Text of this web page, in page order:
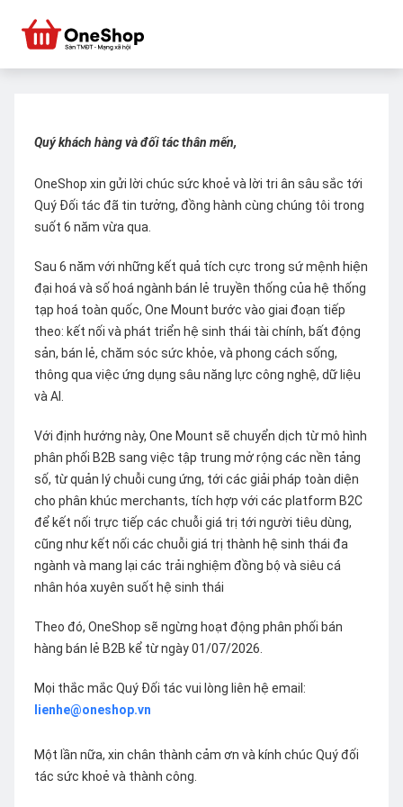
Quý khách hàng và đối tác thân mến,
OneShop xin gửi lời chúc sức khoẻ và lời tri ân sâu sắc tới
Quý Đối tác đã tin tưởng, đồng hành cùng chúng tôi trong
suốt 6 năm vừa qua.
Sau 6 năm với những kết quả tích cực trong sứ mệnh hiện
đại hoá và số hoá ngành bán lẻ truyền thống của hệ thống
tạp hoá toàn quốc, One Mount bước vào giai đoạn tiếp
theo: kết nối và phát triển hệ sinh thái tài chính, bất động
sản, bán lẻ, chăm sóc sức khỏe, và phong cách sống,
thông qua việc ứng dụng sâu năng lực công nghệ, dữ liệu
và AI.
Với định hướng này, One Mount sẽ chuyển dịch từ mô hình
phân phối B2B sang việc tập trung mở rộng các nền tảng
số, từ quản lý chuỗi cung ứng, tới các giải pháp toàn diện
cho phân khúc merchants, tích hợp với các platform B2C
để kết nối trực tiếp các chuỗi giá trị tới người tiêu dùng,
cũng như kết nối các chuỗi giá trị thành hệ sinh thái đa
ngành và mang lại các trải nghiệm đồng bộ và siêu cá
nhân hóa xuyên suốt hệ sinh thái
Theo đó, OneShop sẽ ngừng hoạt động phân phối bán
hàng bán lẻ B2B kể từ ngày 01/07/2026.
Mọi thắc mắc Quý Đối tác vui lòng liên hệ email:
lienhe@oneshop.vn
Một lần nữa, xin chân thành cảm ơn và kính chúc Quý đối
tác sức khoẻ và thành công.